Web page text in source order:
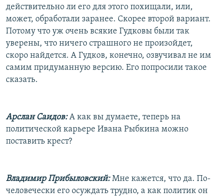
действительно ли его для этого похищали, или,
может, обработали заранее. Скорее второй вариант.
Потому что уж очень всякие Гудковы были так
уверены, что ничего страшного не произойдет,
скоро найдется. А Гудков, конечно, озвучивал не им
самим придуманную версию. Его попросили такое
сказать.
Арслан Саидов:А как вы думаете, теперь на
политической карьере Ивана Рыбкина можно
поставить крест?
Владимир Прибыловский:Мне кажется, что да. По-
человечески его осуждать трудно, а как политик он